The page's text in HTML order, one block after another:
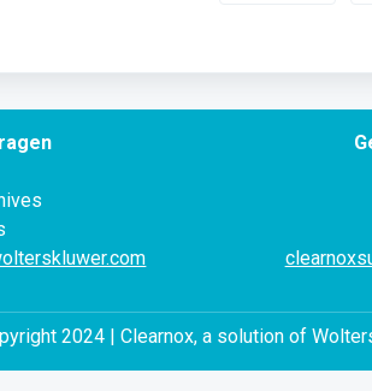
2024 | Clearnox, a solution of